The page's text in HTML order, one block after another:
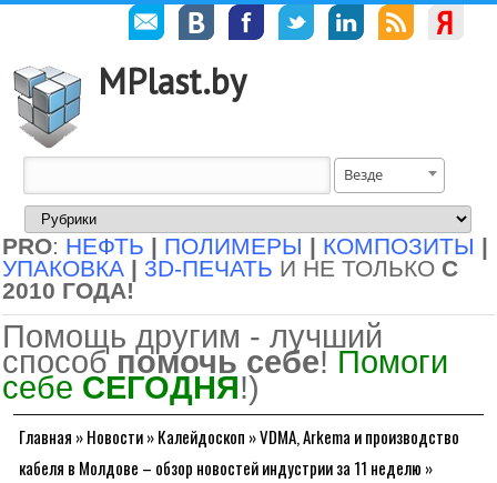
MPlast.by
Везде
PRO: НЕФТЬ | ПОЛИМЕРЫ | КОМПОЗИТЫ |
УПАКОВКА | 3D-ПЕЧАТЬ И НЕ ТОЛЬКО С
2010 ГОДА!
Помощь другим - лучший
способ помочь себе! Помоги
себе СЕГОДНЯ!)
Главная »Новости»Калейдоскоп »VDMA, Arkema и производство
кабеля в Молдове – обзор новостей индустрии за 11 неделю »